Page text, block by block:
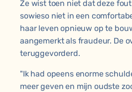
Ze wist toen niet dat deze
sowieso niet in een
haar leven opnieuw op te
aangemerkt als fraudeur. De
teruggevorderd.
"Ik had opeens enorme
meer geven en mijn oudste